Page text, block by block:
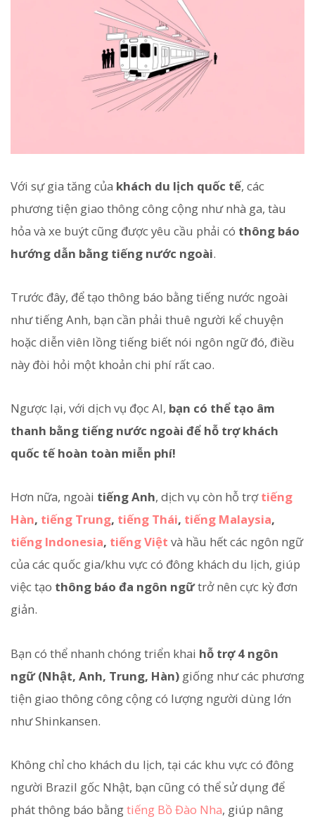
Với sự gia tăng của khách du lịch quốc tế, các
phương tiện giao thông công cộng như nhà ga, tàu
hỏa và xe buýt cũng được yêu cầu phải có thông báo
hướng dẫn bằng tiếng nước ngoài.
Trước đây, để tạo thông báo bằng tiếng nước ngoài
như tiếng Anh, bạn cần phải thuê người kể chuyện
hoặc diễn viên lồng tiếng biết nói ngôn ngữ đó, điều
này đòi hỏi một khoản chi phí rất cao.
Ngược lại, với dịch vụ đọc AI, bạn có thể tạo âm
thanh bằng tiếng nước ngoài để hỗ trợ khách
quốc tế hoàn toàn miễn phí!
Hơn nữa, ngoài tiếng Anh, dịch vụ còn hỗ trợtiếng
Hàn, tiếng Trung, tiếng Thái, tiếng Malaysia,
tiếng Indonesia, tiếng Việt và hầu hết các ngôn ngữ
của các quốc gia/khu vực có đông khách du lịch, giúp
việc tạo thông báo đa ngôn ngữtrở nên cực kỳ đơn
giản.
Bạn có thể nhanh chóng triển khai hỗ trợ 4 ngôn
ngữ (Nhật, Anh, Trung, Hàn) giống như các phương
tiện giao thông công cộng có lượng người dùng lớn
như Shinkansen.
Không chỉ cho khách du lịch, tại các khu vực có đông
người Brazil gốc Nhật, bạn cũng có thể sử dụng để
phát thông báo bằngtiếng Bồ Đào Nha, giúp nâng